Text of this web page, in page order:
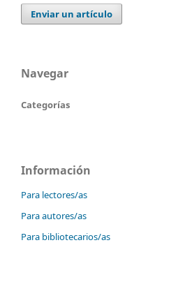
Enviar un artículo
Navegar
Categorías
Información
Para lectores/as
Para autores/as
Para bibliotecarios/as